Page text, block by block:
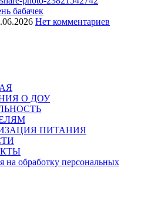
бабачек
Нет комментариев
О ДОУ
ПИТАНИЯ
на обработку персональных